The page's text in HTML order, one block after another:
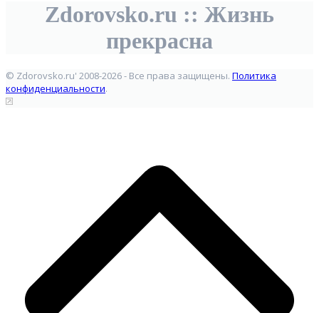
Zdorovsko.ru :: Жизнь
прекрасна
© Zdorovsko.ru' 2008-2026 - Все права защищены. Политика
конфиденциальности.